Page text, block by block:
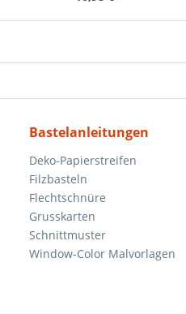
Bastelanleitungen
Deko-Papierstreifen
Filzbasteln
Flechtschnüre
Grusskarten
Schnittmuster
Window-Color Malvorlagen